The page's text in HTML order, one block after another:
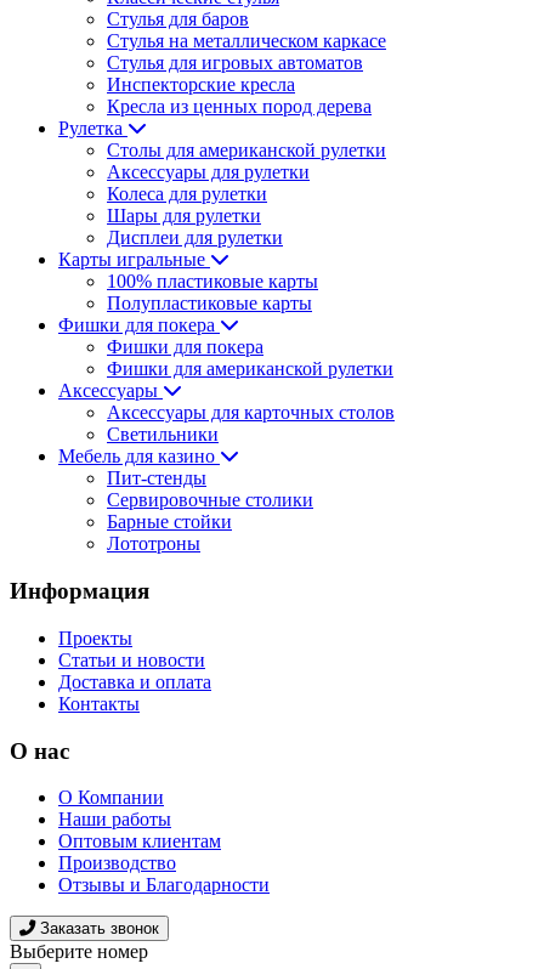
Стулья для баров
Стулья на металлическом каркасе
Стулья для игровых автоматов
Инспекторские кресла
Кресла из ценных пород дерева
Рулетка
Столы для американской рулетки
Аксессуары для рулетки
Колеса для рулетки
Шары для рулетки
Дисплеи для рулетки
Карты игральные
100% пластиковые карты
Полупластиковые карты
Фишки для покера
Фишки для покера
Фишки для американской рулетки
Аксессуары
Аксессуары для карточных столов
Светильники
Мебель для казино
Пит-стенды
Сервировочные столики
Барные стойки
Лототроны
Информация
Проекты
Статьи и новости
Доставка и оплата
Контакты
О нас
О Компании
Наши работы
Оптовым клиентам
Производство
Отзывы и Благодарности
Заказать звонок
Выберите номер